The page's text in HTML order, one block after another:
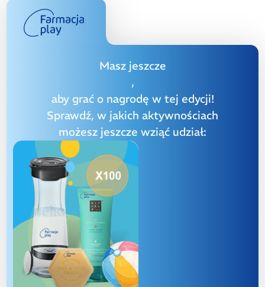
Masz jeszcze
,
aby grać o nagrodę w tej edycji!
Sprawdź, w jakich aktywnościach
możesz jeszcze wziąć udział: